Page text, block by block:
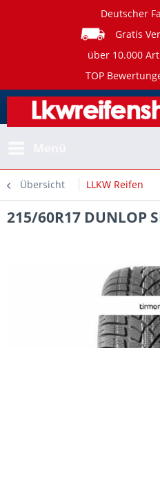
Deutscher
Gratis
über 10.000
TOP
Übersicht LLKW Reifen
215/60R17 DUNLOP